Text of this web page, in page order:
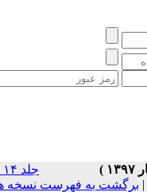
برگشت به فهرست نسخه ها